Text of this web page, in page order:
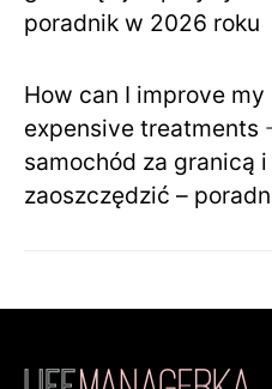
poradnik w 2026 roku
How can I improve
expensive treatments
samochód za granicą
zaoszczędzić –